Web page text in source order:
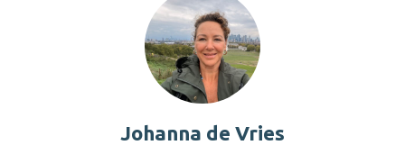
Johanna de Vries